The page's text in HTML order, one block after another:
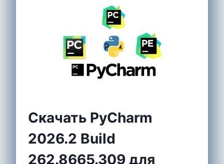
Скачать PyCharm
2026.2 Build
262.8665.309 для